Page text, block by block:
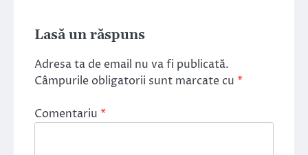
Lasă un răspuns
Adresa ta de email nu va fi publicată.
Câmpurile obligatorii sunt marcate cu *
Comentariu *